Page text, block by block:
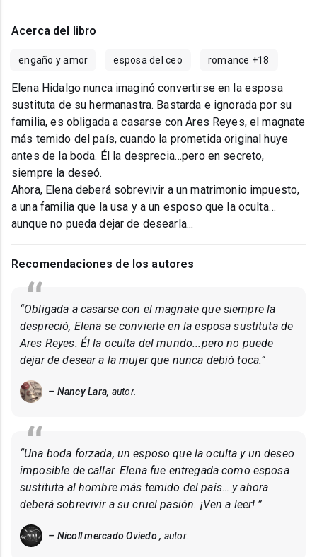
Acerca del libro
engaño y amor esposa del ceo romance +18
Elena Hidalgo nunca imaginó convertirse en la esposa
sustituta de su hermanastra. Bastarda e ignorada por su
familia, es obligada a casarse con Ares Reyes, el magnate
más temido del país, cuando la prometida original huye
antes de la boda. Él la desprecia…pero en secreto,
siempre la deseó.
Ahora, Elena deberá sobrevivir a un matrimonio impuesto,
a una familia que la usa y a un esposo que la oculta…
aunque no pueda dejar de desearla...
Recomendaciones de los autores
“Obligada a casarse con el magnate que siempre la
despreció, Elena se convierte en la esposa sustituta de
Ares Reyes. Él la oculta del mundo...pero no puede
dejar de desear a la mujer que nunca debió toca.”
– Nancy Lara, autor.
“Una boda forzada, un esposo que la oculta y un deseo
imposible de callar. Elena fue entregada como esposa
sustituta al hombre más temido del país… y ahora
deberá sobrevivir a su cruel pasión. ¡Ven a leer! ”
– Nicoll mercado Oviedo , autor.